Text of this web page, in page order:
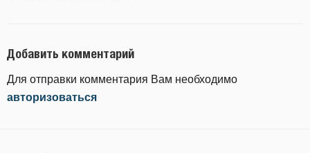
Добавить комментарий
Для отправки комментария Вам необходимо
авторизоваться